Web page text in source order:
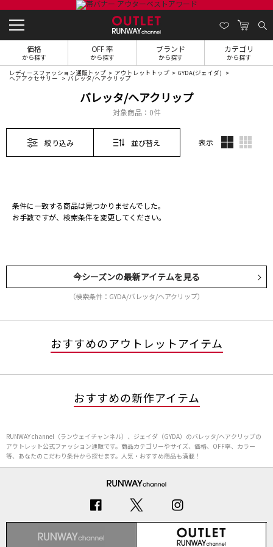
価格
から探す
OFF 率
から探す
ブランド
から探す
カテゴリ
から探す
レディースファッション通販トップ アウトレットトップ GYDA(ジェイダ)
ヘアアクセサリー バレッタ/ヘアクリップ
バレッタ/ヘアクリップ
対象商品： 0件
絞り込み 並び替え 表示
条件に一致する商品は見つかりませんでした。
お手数ですが、検索条件を変更してください。
今シーズンの最新アイテムを見る
（検索条件：GYDA/バレッタ/ヘアクリップ）
おすすめのアウトレットアイテム
おすすめの新作アイテム
RUNWAY channel（ランウェイチャンネル）、ジェイダ（GYDA）のバレッタ/ヘアクリップの
アウトレット公式ファッション通販です。商品カテゴリーやサイズ、価格、OFF率、カラー
等、あなたのこだわり条件から探せます。人気・おすすめ商品も満載！